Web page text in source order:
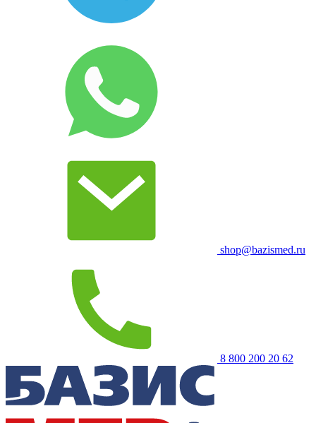
shop@bazismed.ru
8 800 200 20 62